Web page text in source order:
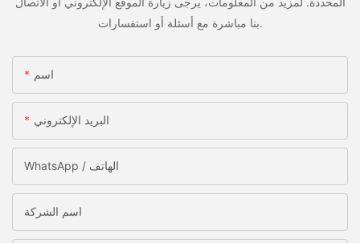
بنا مباشرة مع أسئلة أو استفسارات.
اسم
البريد الإلكتروني
WhatsApp / الهاتف
اسم الشركة